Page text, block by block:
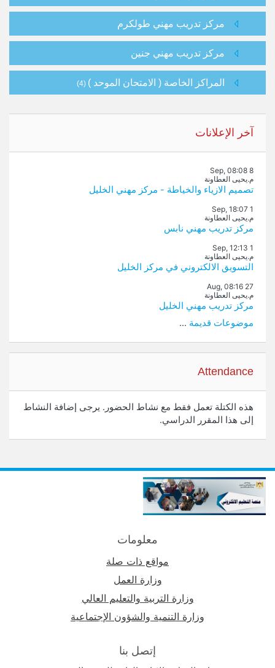
مركز تدريب مهني طولكرم
مركز تدريب مهني جنين
المراكز الخاصة ( الامتحان الموحد ) (4)
آخر الإعلانات
8 Sep, 08:08
م.يحيى العطاونة
تصميم الازياء والخياطة - مركز مهني الخليل
1 Sep, 18:07
م.يحيى العطاونة
مركز تدريب مهني نابس
1 Sep, 12:13
م.يحيى العطاونة
التسويق الالكتروني في مركز الخليل
27 Aug, 08:16
م.يحيى العطاونة
مركز تدريب مهني الخليل
موضوعات قديمة ...
Attendance
هذه الكتلة تعمل فقط مع نشاط الحضور. يرجى إضافة النشاط
إلى هذا المقرر الدراسي.
معلومات
مواقع ذات صلة
وزارة العمل
وزارة التربية والتعليم العالي
وزارة التنمية والشؤون الإجتماعية
إتصل بنا